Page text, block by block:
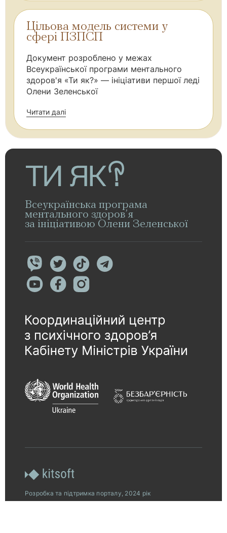
Цільова модель системи у
сфері ПЗПСП
Документ розроблено у межах
Всеукраїнської програми ментального
здоров'я «Ти як?» — ініціативи першої леді
Олени Зеленської
Читати далі
Всеукраїнська програма
ментального здоров’я
за ініціативою Олени Зеленської
Розробка та підтримка порталу, 2024 рік